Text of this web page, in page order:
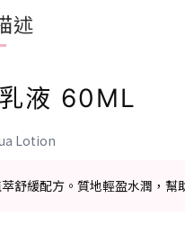
述
液 60ML
Lotion
緩配方。質地輕盈水潤，幫